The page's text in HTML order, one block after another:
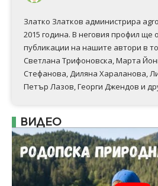
Златко Златков администрира
2015 година. В неговия профил ще
публикации на нашите автори в
Светлана Трифоновска, Марта
Стефанова, Диляна Хараланова,
Петър Лазов, Георги Джендов и
ВИДЕО